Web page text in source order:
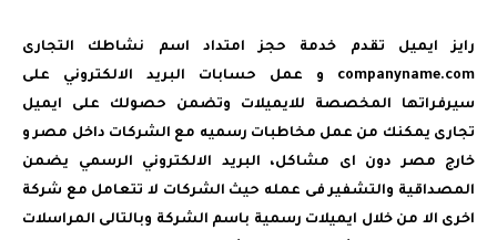
رايز ايميل تقدم خدمة حجز امتداد اسم نشاطك التجارى
companyname.com و عمل حسابات البريد الالكتروني على
سيرفراتها المخصصة للايميلات وتضمن حصولك على ايميل
تجارى يمكنك من عمل مخاطبات رسميه مع الشركات داخل مصر و
خارج مصر دون اى مشاكل، البريد الالكتروني الرسمي يضمن
المصداقية والتشفير فى عمله حيث الشركات لا تتعامل مع شركة
اخرى الا من خلال ايميلات رسمية باسم الشركة وبالتالى المراسلات